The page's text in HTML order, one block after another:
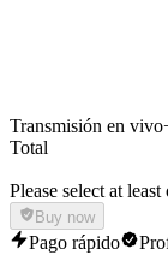
Transmisión en vivo
Total
Please select at
Buy now
Pago rápido